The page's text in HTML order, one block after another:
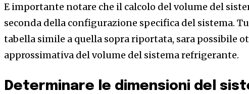
E importante notare che il calcolo del volume del
seconda della configurazione specifica del sistema.
tabella simile a quella sopra riportata, sara possibile
approssimativa del volume del sistema refrigerante.
Determinare le dimensioni del